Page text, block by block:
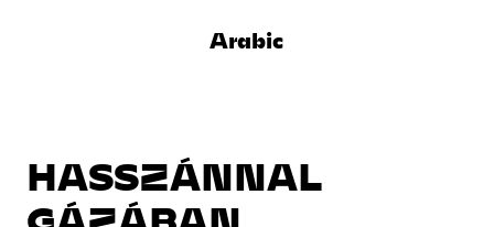
Arabic
HASSZÁNNAL